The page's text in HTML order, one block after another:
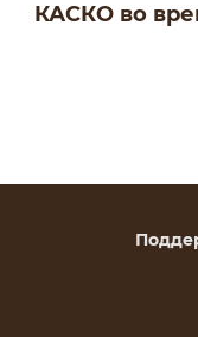
КАСКО во